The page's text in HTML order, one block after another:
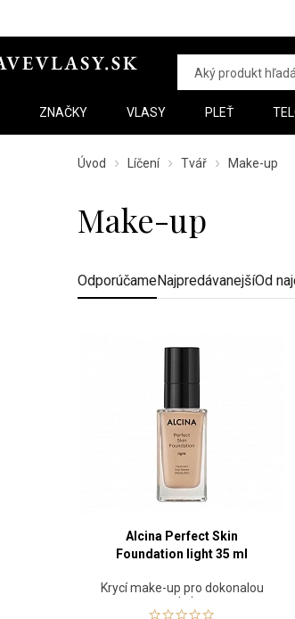
ZNAČKY VLASY PLEŤ
Úvod Líčení Tvář Make-up
Make-up
OdporúčameNajpredávanejšíOd
Alcina Perfect Skin
Foundation light 35 ml
Krycí make-up pro dokonalou
pleť